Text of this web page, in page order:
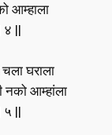
आम्हाला
४ ||
घराला
नको आम्हांला
५ ||